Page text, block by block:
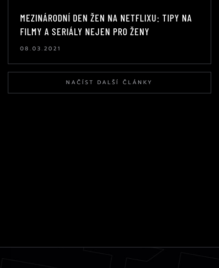
MEZINÁRODNÍ DEN ŽEN NA NETFLIXU: TIPY NA
FILMY A SERIÁLY NEJEN PRO ŽENY
08.03.2021
NAČÍST DALŠÍ ČLÁNKY